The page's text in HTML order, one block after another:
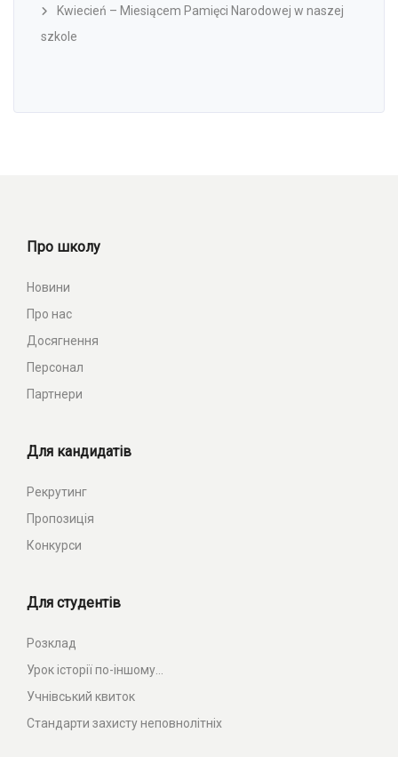
Kwiecień – Miesiącem Pamięci Narodowej w naszej
szkole
Про школу
Новини
Про нас
Досягнення
Персонал
Партнери
Для кандидатів
Рекрутинг
Пропозиція
Конкурси
Для студентів
Розклад
Урок історії по-іншому...
Учнівський квиток
Стандарти захисту неповнолітніх